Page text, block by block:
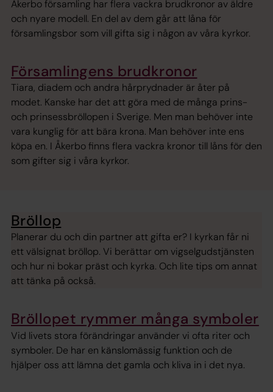
Åkerbo församling har flera vackra brudkronor av äldre
och nyare modell. En del av dem går att låna för
församlingsbor som vill gifta sig i någon av våra kyrkor.
Församlingens brudkronor
Tiara, diadem och andra hårprydnader är åter på
modet. Kanske har det att göra med de många prins-
och prinsessbröllopen i Sverige. Men man behöver inte
vara kunglig för att bära krona. Man behöver inte ens
köpa en. I Åkerbo finns flera vackra kronor till låns för den
som gifter sig i våra kyrkor.
Bröllop
Planerar du och din partner att gifta er? I kyrkan får ni
ett välsignat bröllop. Vi berättar om vigselgudstjänsten
och hur ni bokar präst och kyrka. Och lite tips om annat
att tänka på också.
Bröllopet rymmer många symboler
Vid livets stora förändringar använder vi ofta riter och
symboler. De har en känslomässig funktion och de
hjälper oss att lämna det gamla och kliva in i det nya.